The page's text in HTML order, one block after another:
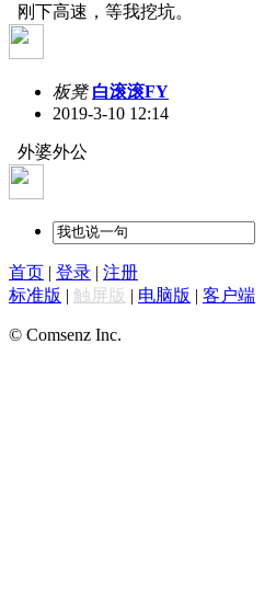
刚下高速，等我挖坑。
板凳 白滚滚FY
2019-3-10 12:14
外婆外公
首页 | 登录 | 注册
标准版 | 触屏版 | 电脑版 | 客户端
© Comsenz Inc.